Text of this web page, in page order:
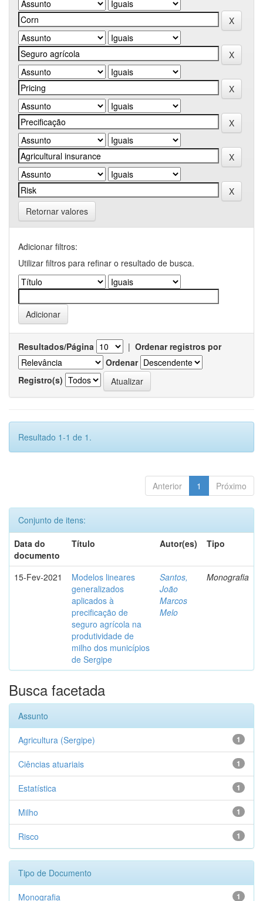
Retornar valores
Adicionar filtros:
Utilizar filtros para refinar o resultado de busca.
Resultados/Página | Ordenar registros por
Ordenar
Registro(s)
Resultado 1-1 de 1.
Anterior 1 Próximo
Conjunto de itens:
Data do
documento
Título Autor(es) Tipo
15-Fev-2021
Modelos lineares
generalizados
aplicados à
precificação de
seguro agrícola na
produtividade de
milho dos municípios
de Sergipe
Santos,
João
Marcos
Melo
Monografia
Busca facetada
Assunto
1
Agricultura (Sergipe)
1
Ciências atuariais
1
Estatística
1
Milho
1
Risco
Tipo de Documento
1
Monografia